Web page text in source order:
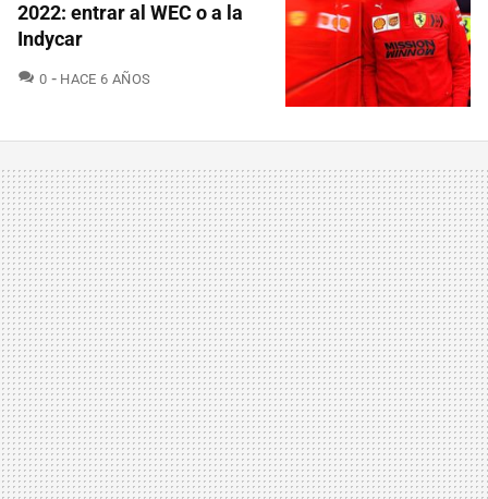
2022: entrar al WEC o a la
Indycar
0 COMENTARIOS
HACE 6 AÑOS